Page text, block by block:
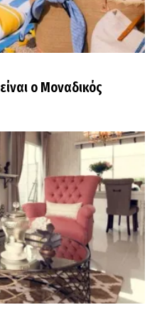
ο Μοναδικός